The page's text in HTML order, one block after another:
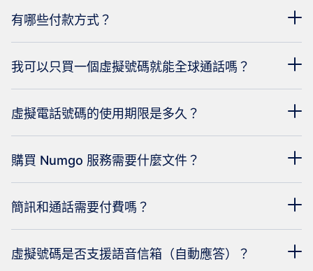
有哪些付款方式？
我可以只買一個虛擬號碼就能全球通話嗎？
虛擬電話號碼的使用期限是多久？
購買 Numgo 服務需要什麼文件？
簡訊和通話需要付費嗎？
虛擬號碼是否支援語音信箱（自動應答）？